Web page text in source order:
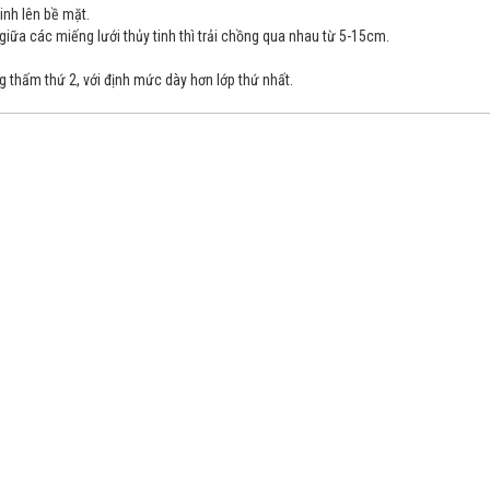
lên bề mặt.
các miếng lưới thủy tinh thì trải chồng qua nhau từ 5-15cm.
thấm thứ 2, với định mức dày hơn lớp thứ nhất.